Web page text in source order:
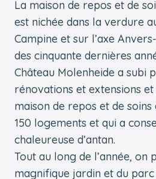
La maison de repos et de
est nichée dans la verdure
Campine et sur l’axe
des cinquante dernières
Château Molenheide a subi
rénovations et extensions
maison de repos et de
150 logements et qui a
chaleureuse d’antan.
Tout au long de l’année,
magnifique jardin et du